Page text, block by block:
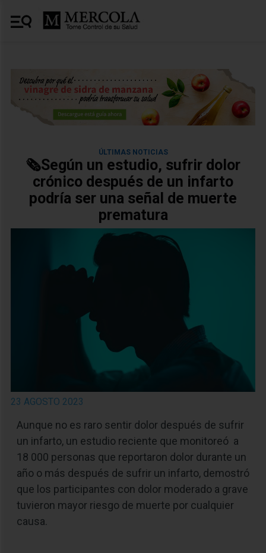
ÚLTIMAS NOTICIAS
🗞️Según un estudio, sufrir dolor
crónico después de un infarto
podría ser una señal de muerte
prematura
23 AGOSTO 2023
Aunque no es raro sentir dolor después de sufrir
un infarto, un estudio reciente que monitoreó a
18 000 personas que reportaron dolor durante un
año o más después de sufrir un infarto, demostró
que los participantes con dolor moderado a grave
tuvieron mayor riesgo de muerte por cualquier
causa.